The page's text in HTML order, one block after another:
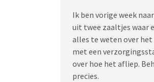
Ik ben vorige week
uit twee zaaltjes waar
alles te weten over
met een
over hoe het afliep.
precies.